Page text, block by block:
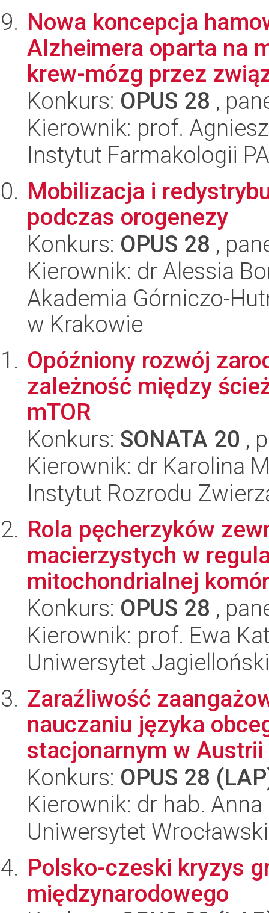
Nowa koncepcja
Alzheimera oparta na
krew-mózg przez
Konkurs: OPUS 28 ,
Kierownik: prof.
Instytut Farmakologii
Mobilizacja i
podczas orogenezy
Konkurs: OPUS 28 ,
Kierownik: dr Alessia
Akademia Górniczo-
w Krakowie
Opóźniony rozwój
zależność między
mTOR
Konkurs: SONATA 20 ,
Kierownik: dr Karolina
Instytut Rozrodu
Rola pęcherzyków
macierzystych w
mitochondrialnej
Konkurs: OPUS 28 ,
Kierownik: prof. Ewa
Uniwersytet Jagielloński
Zaraźliwość
nauczaniu języka
stacjonarnym w Austrii
Konkurs: OPUS 28
Kierownik: dr hab.
Uniwersytet Wrocławski
Polsko-czeski kryzys
międzynarodowego